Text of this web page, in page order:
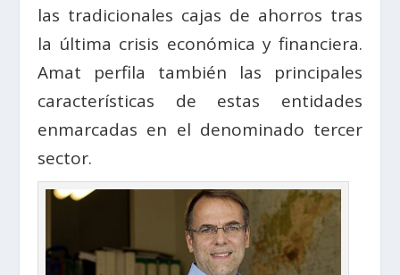
las tradicionales cajas de ahorros tras
la última crisis económica y financiera.
Amat perfila también las principales
características de estas entidades
enmarcadas en el denominado tercer
sector.